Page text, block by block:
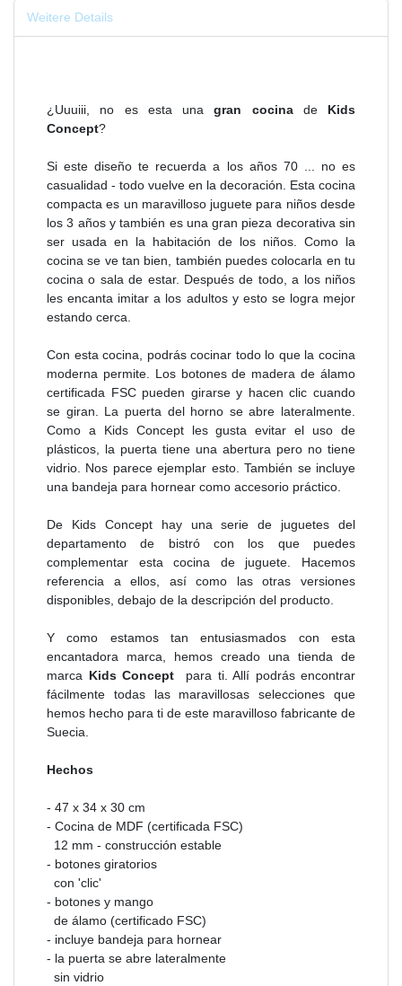
Weitere Details
¿Uuuiii, no es esta unagran cocinade Kids
Concept?
Si este diseño te recuerda a los años 70 ... no es
casualidad - todo vuelve en la decoración. Esta cocina
compacta es un maravilloso juguete para niños desde
los 3 años y también es una gran pieza decorativa sin
ser usada en la habitación de los niños. Como la
cocina se ve tan bien, también puedes colocarla en tu
cocina o sala de estar. Después de todo, a los niños
les encanta imitar a los adultos y esto se logra mejor
estando cerca.
Con esta cocina, podrás cocinar todo lo que la cocina
moderna permite. Los botones de madera de álamo
certificada FSC pueden girarse y hacen clic cuando
se giran. La puerta del horno se abre lateralmente.
Como a Kids Concept les gusta evitar el uso de
plásticos, la puerta tiene una abertura pero no tiene
vidrio. Nos parece ejemplar esto. También se incluye
una bandeja para hornear como accesorio práctico.
De Kids Concept hay una serie de juguetes del
departamento de bistró con los que puedes
complementar esta cocina de juguete. Hacemos
referencia a ellos, así como las otras versiones
disponibles, debajo de la descripción del producto.
Y como estamos tan entusiasmados con esta
encantadora marca, hemos creado una tienda de
marca Kids Concept
para ti. Allí podrás encontrar
fácilmente todas las maravillosas selecciones que
hemos hecho para ti de este maravilloso fabricante de
Suecia.
Hechos
- 47 x 34 x 30 cm
- Cocina de MDF (certificada FSC)
12 mm - construcción estable
- botones giratorios
con 'clic'
- botones y mango
de álamo (certificado FSC)
- incluye bandeja para hornear
- la puerta se abre lateralmente
sin vidrio